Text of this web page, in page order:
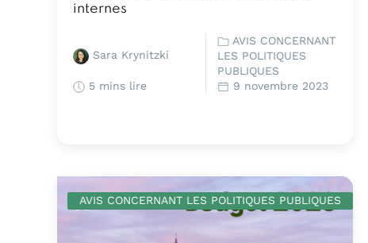
internes
Sara Krynitzki
AVIS CONCERNANT
LES POLITIQUES
PUBLIQUES
5 mins lire
9 novembre 2023
AVIS CONCERNANT LES POLITIQUES PUBLIQUES